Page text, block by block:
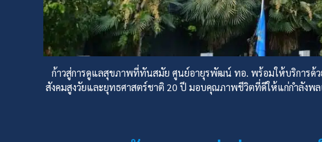
ก้าวสู่การดูแลสุขภาพที่ทันสมัย ศูนย์อายุรพัฒน์ ทอ. พร้อมให้บริการด้
สังคมสูงวัยและยุทธศาสตร์ชาติ 20 ปี มอบคุณภาพชีวิตที่ดีให้แก่กำลังพ